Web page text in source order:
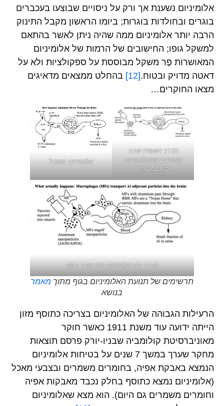
אלומיניום נשענת אך ורק על ניסויים שבוצעו בעכברים
בוגרים ובחולדות בוגרות; ביומו הראשון מקבל התינוק
הרבה יותר אלומיניום ממה שהיה ניתן לאשר בהתאם
למשקל גופו; החישובים של הרמות של אלומיניום
המאושרות פֶר משקל מבוססת על ספקולציות ולא על
דאטה מדויק ובטוח.[12]
בהחלט ממצאים מדאיגים
מצאו החוקרים…
הדרך השגויה שבה
מאמינים שהאלומיניום
מועבר בגוף
אלומיניום מעוכל
הדרך בה אלומיניום אכן עובר בגוף
תרשימים של תנועת האלומיניום בגוף מתוך מאמר
בנושא
הרעילות הגבוהה של האלומיניום בצריכה כתוסף מזון
הייתה ידועה עוד משנת 1911 כאשר חוקר
מאוניברסיטת קולומביה שבניו-יורק פרסם תוצאות
מחקר שערך במשך 7 שנים על בטיחות אלומיניום
הנמצא באבקת אפיה, בחומרים משמרים ובצבעי מאכל
(אלומיניום נמצא כתוסף בחלק נכבד מאבקות אפיה
וחומרים משמרים גם היום). הוא מצא שאלומיניום